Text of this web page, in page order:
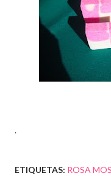
.
ETIQUETAS: ROSA